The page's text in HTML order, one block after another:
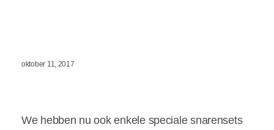
oktober 11, 2017
We hebben nu ook enkele speciale snarensets